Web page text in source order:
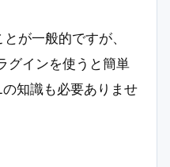
が一般的ですが、
グインを使うと簡単
知識も必要ありませ